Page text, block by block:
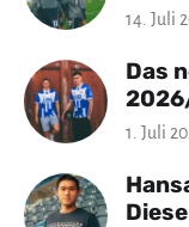
14. Juli
Das
1. Juli